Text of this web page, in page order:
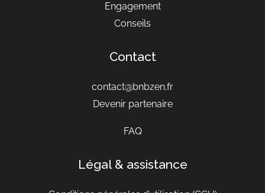
Engagement
Conseils
Contact
contact@bnbzen.fr
Devenir partenaire
FAQ
Légal & assistance